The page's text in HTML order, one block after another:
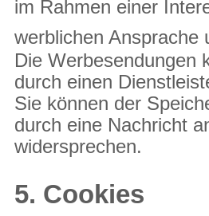
im Rahmen einer
werblichen
Die Werbesendungen
durch einen
Sie können der
durch eine Nachricht
widersprechen.
5. Cookies